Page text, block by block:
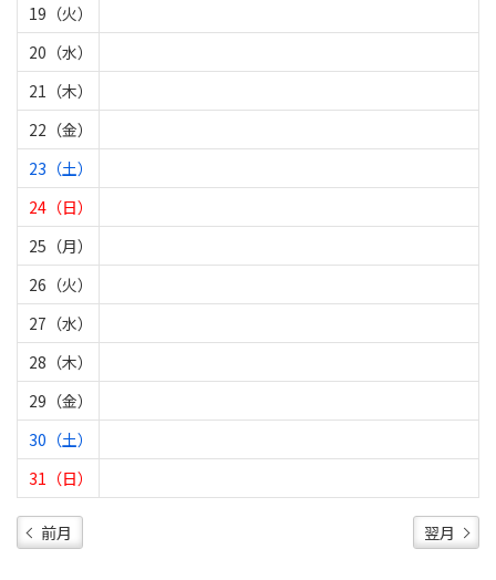
19（火）
20（水）
21（木）
22（金）
23（土）
24（日）
25（月）
26（火）
27（水）
28（木）
29（金）
30（土）
31（日）
前月 翌月